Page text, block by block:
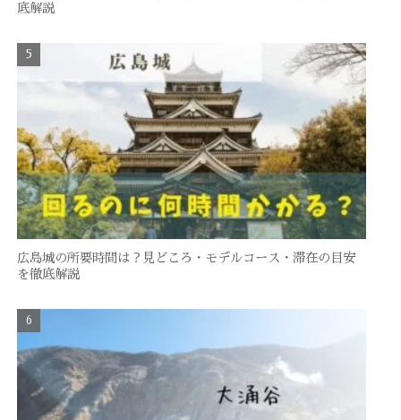
底解説
広島城の所要時間は？見どころ・モデルコース・滞在の目安
を徹底解説